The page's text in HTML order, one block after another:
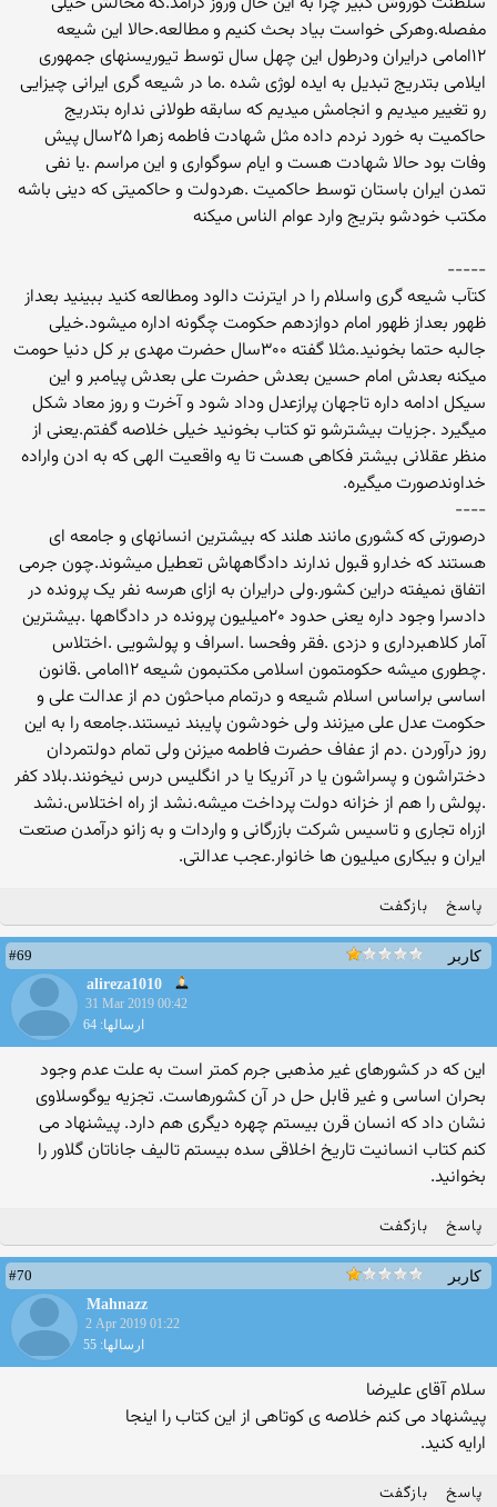
مفصله.وهرکی خواست بیاد بحث کنیم و مطالعه.حالا این شیعه
۱۲امامی درایران ودرطول این چهل سال توسط تیوریسنهای جمهوری
ایلامی بتدریج تبدیل به ایده لوژی شده .ما در شیعه گری ایرانی چیزایی
رو تغییر میدیم و انجامش میدیم که سابقه طولانی نداره بتدریج
حاکمیت به خورد نردم داده مثل شهادت فاطمه زهرا ۲۵سال پیش
وفات بود حالا شهادت هست و ایام سوگواری و این مراسم .یا نفی
تمدن ایران باستان توسط حاکمیت .هردولت و حاکمیتی که دینی باشه
مکتب خودشو بتریج وارد عوام الناس میکنه
-----
کتآب شیعه گری واسلام را در ایترنت دالود ومطالعه کنید ببینید بعداز
ظهور بعداز ظهور امام دوازدهم حکومت چگونه اداره میشود.خیلی
جالبه حتما بخونید.مثلا گفته ۳۰۰سال حضرت مهدی بر کل دنیا حومت
میکنه بعدش امام حسین بعدش حضرت علی بعدش پیامبر و این
سیکل ادامه داره تاجهان پرازعدل وداد شود و آخرت و روز معاد شکل
میگیرد .جزیات بیشترشو تو کتاب بخونید خیلی خلاصه گفتم.یعنی از
منظر عقلانی بیشتر فکاهی هست تا یه واقعیت الهی که به ادن واراده
خداوندصورت میگیره.
----
درصورتی که کشوری مانند هلند که بیشترین انسانهای و جامعه ای
هستند که خدارو قبول ندارند دادگاههاش تعطیل میشوند.چون جرمی
اتفاق نمیفته دراین کشور.ولی درایران به ازای هرسه نفر یک پرونده در
دادسرا وجود داره یعنی حدود ۲۰میلیون پرونده در دادگاهها .بیشترین
آمار کلاهبرداری و دزدی .فقر وفحسا .اسراف و پولشویی .اختلاس
.چطوری میشه حکومتمون اسلامی مکتبمون شیعه ۱۲امامی .قانون
اساسی براساس اسلام شیعه و درتمام مباحثون دم از عدالت علی و
حکومت عدل علی میزنند ولی خودشون پایبند نیستند.جامعه را به این
روز درآوردن .دم از عفاف حضرت فاطمه میزنن ولی تمام دولتمردان
دختراشون و پسراشون یا در آنریکا یا در انگلیس درس نیخونند.بلاد کفر
.پولش را هم از خزانه دولت پرداخت میشه.نشد از راه اختلاس.نشد
ازراه تجاری و تاسیس شرکت بازرگانی و واردات و به زانو درآمدن صتعت
ایران و بیکاری میلیون ها خانوار.عجب عدالتی.
پاسخ بازگفت
کاربر
#69
alireza1010
31 Mar 2019 00:42
ارسالها: 64
این که در کشورهای غیر مذهبی جرم کمتر است به علت عدم وجود
بحران اساسی و غیر قابل حل در آن کشورهاست. تجزیه یوگوسلاوی
نشان داد که انسان قرن بیستم چهره دیگری هم دارد. پیشنهاد می
کنم کتاب انسانیت تاریخ اخلاقی سده بیستم تالیف جاناتان گلاور را
بخوانید.
پاسخ بازگفت
کاربر
#70
Mahnazz
2 Apr 2019 01:22
ارسالها: 55
سلام آقای علیرضا
پیشنهاد می کنم خلاصه ی کوتاهی از این کتاب را اینجا
ارایه کنید.
پاسخ بازگفت